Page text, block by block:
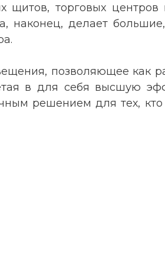
щитов, торговых центров
наконец, делает
позволяющее как
в для себя высшую
решением для тех, кто